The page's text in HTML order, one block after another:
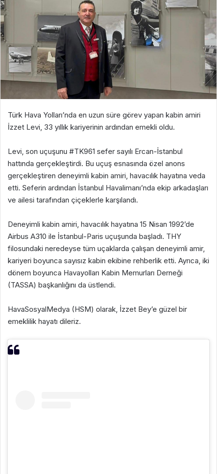
Türk Hava Yolları’nda en uzun süre görev yapan kabin amiri
İzzet Levi, 33 yıllık kariyerinin ardından emekli oldu.
Levi, son uçuşunu #TK961 sefer sayılı Ercan-İstanbul
hattında gerçekleştirdi. Bu uçuş esnasında özel anons
gerçekleştiren deneyimli kabin amiri, havacılık hayatına veda
etti. Seferin ardından İstanbul Havalimanı’nda ekip arkadaşları
ve ailesi tarafından çiçeklerle karşılandı.
Deneyimli kabin amiri, havacılık hayatına 15 Nisan 1992’de
Airbus A310 ile İstanbul-Paris uçuşunda başladı. THY
filosundaki neredeyse tüm uçaklarda çalışan deneyimli amir,
kariyeri boyunca sayısız kabin ekibine rehberlik etti. Ayrıca, iki
dönem boyunca Havayolları Kabin Memurları Derneği
(TASSA) başkanlığını da üstlendi.
HavaSosyalMedya (HSM) olarak, İzzet Bey’e güzel bir
emeklilik hayatı dileriz.